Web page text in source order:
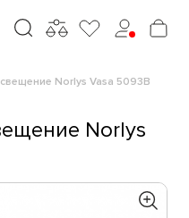
Norlys Vasa 5093B
Norlys